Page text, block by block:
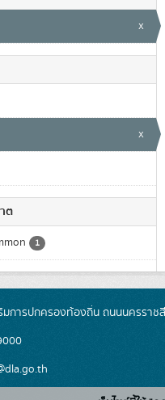
x
x
ต
1
มการปกครองท้องถิ่น ถนนนครรา